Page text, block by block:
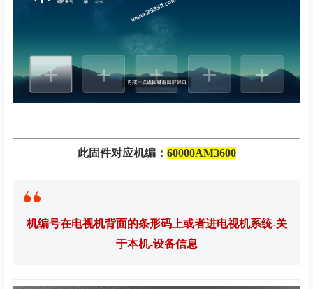
此固件对应机编： 60000AM3600
机编号在电视机背面的条形码上或者进电视机系统-关
于本机-设备信息